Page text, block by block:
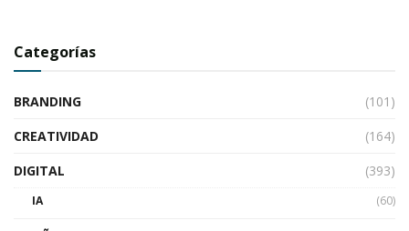
Categorías
BRANDING
(101)
CREATIVIDAD
(164)
DIGITAL
(393)
IA (60)